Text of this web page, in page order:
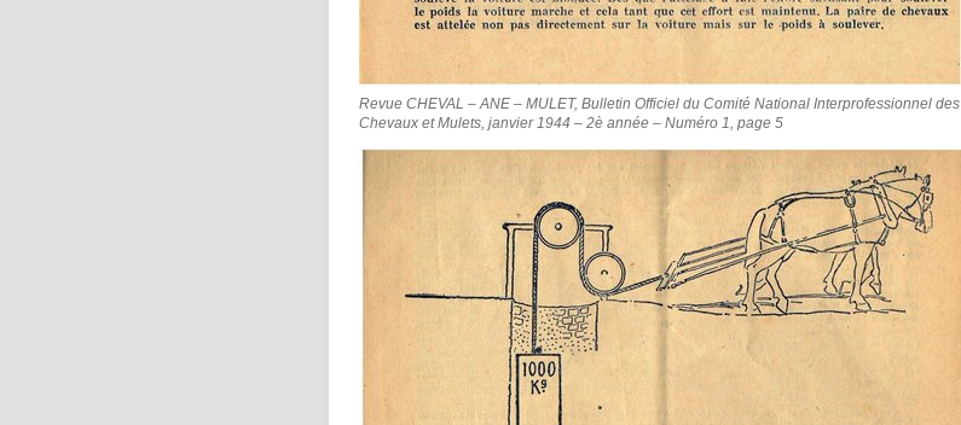
Revue CHEVAL – ANE – MULET, Bulletin Officiel du Comité National Interprofessionnel des
Chevaux et Mulets, janvier 1944 – 2è année – Numéro 1, page 5